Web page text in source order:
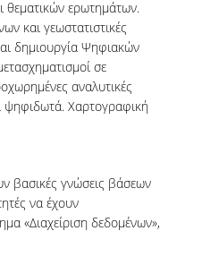
θεματικών ερωτημάτων.
και γεωστατιστικές
δημιουργία Ψηφιακών
σε
αναλυτικές
ψηφιδωτά. Χαρτογραφική
βασικές γνώσεις βάσεων
να έχουν
«Διαχείριση δεδομένων»,